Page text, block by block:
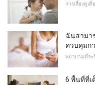
การเลี้ยงดูเดี่
ฉันสามา
ควบคุมก
พยายามที่จะ
6 พื้นที่ที่เ